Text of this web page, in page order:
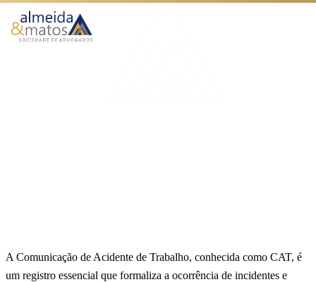
Atuação
A Comunicação de Acidente de Trabalho, conhecida como CAT, é
um registro essencial que formaliza a ocorrência de incidentes e